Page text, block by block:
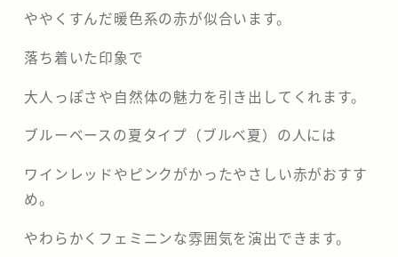
ややくすんだ暖色系の赤が似合います。
落ち着いた印象で
大人っぽさや自然体の魅力を引き出してくれます。
ブルーベースの夏タイプ（ブルベ夏）の人には
ワインレッドやピンクがかったやさしい赤がおすす
め。
やわらかくフェミニンな雰囲気を演出できます。